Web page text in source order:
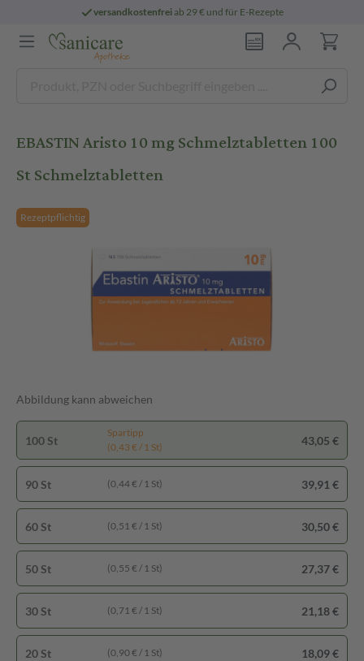
versandkostenfreiab 29 € und für E-Rezepte
EBASTIN Aristo 10 mg Schmelztabletten 100
St Schmelztabletten
Rezeptpflichtig
Abbildung kann abweichen
100 St
Spartipp
(0,43 € / 1 St)
43,05 €
90 St (0,44 € / 1 St) 39,91 €
60 St (0,51 € / 1 St) 30,50 €
50 St (0,55 € / 1 St) 27,37 €
30 St (0,71 € / 1 St) 21,18 €
20 St (0,90 € / 1 St) 18,09 €